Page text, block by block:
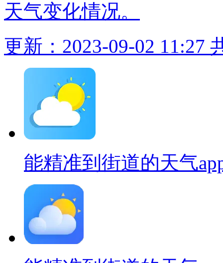
天气变化情况。
更新：2023-09-02 11:27
能精准到街道的天气